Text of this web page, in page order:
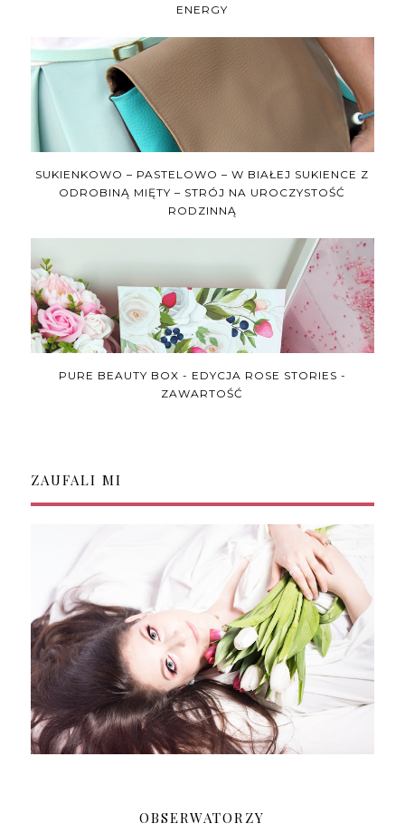
ENERGY
SUKIENKOWO – PASTELOWO – W BIAŁEJ SUKIENCE Z
ODROBINĄ MIĘTY – STRÓJ NA UROCZYSTOŚĆ
RODZINNĄ
PURE BEAUTY BOX - EDYCJA ROSE STORIES -
ZAWARTOŚĆ
ZAUFALI MI
OBSERWATORZY